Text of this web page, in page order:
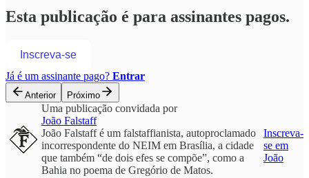
Esta publicação é para assinantes pagos.
Inscreva-se
Já é um assinante pago? Entrar
Anterior Próximo
Uma publicação convidada por
João Falstaff
João Falstaff é um falstaffianista, autoproclamado
incorrespondente do NEIM em Brasília, a cidade
que também “de dois efes se compõe”, como a
Bahia no poema de Gregório de Matos.
Inscreva-
se em
João